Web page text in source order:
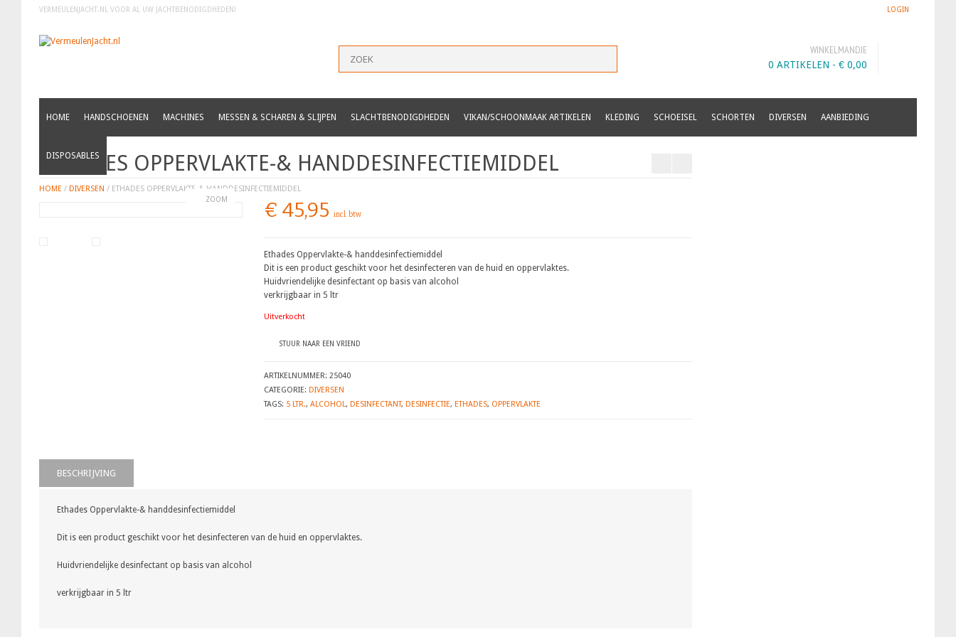
VERMEULENJACHT.NL VOOR AL UW JACHTBENODIGDHEDEN! LOGIN
WINKELMANDJE
0 ARTIKELEN - €0,00
HOME HANDSCHOENEN MACHINES MESSEN & SCHAREN & SLIJPEN SLACHTBENODIGDHEDEN VIKAN/SCHOONMAAK ARTIKELEN KLEDING SCHOEISEL SCHORTEN DIVERSEN AANBIEDING
DISPOSABLES
ETHADES OPPERVLAKTE-& HANDDESINFECTIEMIDDEL
HOME / DIVERSEN / ETHADES OPPERVLAKTE-& HANDDESINFECTIEMIDDEL
ZOOM € 45,95 incl. btw
Ethades Oppervlakte-& handdesinfectiemiddel
Dit is een product geschikt voor het desinfecteren van de huid en oppervlaktes.
Huidvriendelijke desinfectant op basis van alcohol
verkrijgbaar in 5 ltr
Uitverkocht
STUUR NAAR EEN VRIEND
ARTIKELNUMMER: 25040
CATEGORIE: DIVERSEN
TAGS: 5 LTR., ALCOHOL, DESINFECTANT, DESINFECTIE, ETHADES, OPPERVLAKTE
BESCHRIJVING
Ethades Oppervlakte-& handdesinfectiemiddel
Dit is een product geschikt voor het desinfecteren van de huid en oppervlaktes.
Huidvriendelijke desinfectant op basis van alcohol
verkrijgbaar in 5 ltr